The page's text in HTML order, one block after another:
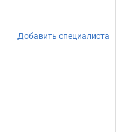
Добавить специалиста